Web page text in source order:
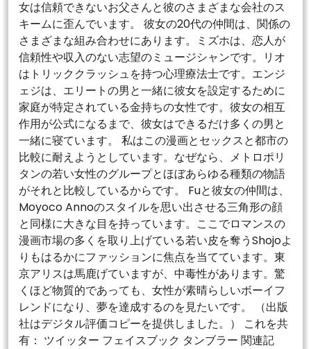
女は信頼できないお父さんと彼のさまざまな会社のス
キームに歪んでいます。 彼女の20代の仲間は、関係の
さまざまな組み合わせにあります。ミズホは、恋人が
信頼性や収入のない志望のミュージシャンです。リオ
はトリッククラッシュを持つ心理療法士です。エンジ
ェジは、エリートの男と一緒に彼女を設定するために
家庭が特定されている金持ちの女性です。彼女の相互
作用が公式になるまで、彼女はできるだけ多くの男と
一緒に寝ています。 私はこの漫画とセックスと都市の
比較に耐えようとしています。なぜなら、メトロポリ
タンの若い女性のグループとほぼあらゆる種類の物語
がそれと比較しているからです。 Fuと彼女の仲間は、
Moyoco Annoのスタイルを思い出させる三角形の顔
と同様に大きな目を持っています。ここでロマンスの
漫画市場の多くを取り上げている若い皮を奪うShojoよ
りもはるかにファッションに焦点を当てています。東
京アリスは馬鹿げていますが、中毒性があります。驚
くほど物質的であっても、女性が素晴らしいボーイフ
レンドになり、夢を達成するのを見たいです。 （出版
社はデジタル評価コピーを提供しました。） これを共
有： ツイッター フェイスブック タンブラー 関連記